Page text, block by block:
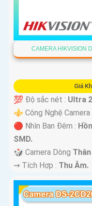
CAMERA HIKVISION
Giá
💯 Độ sắc nét : Ultra
⚜️ Công Nghệ Camera
🔴 Nhìn Ban Đêm :
SMD.
🎲 Camera Dòng
️⇝ Tích Hợp : Thu Âm.